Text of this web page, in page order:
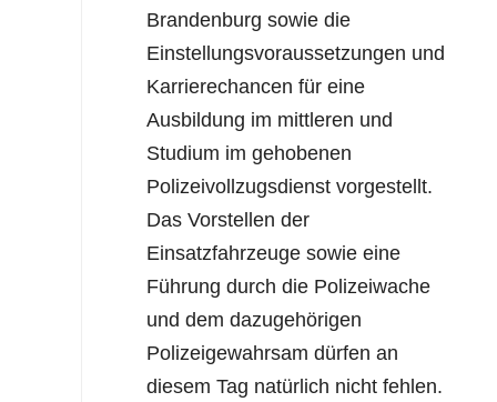
Brandenburg sowie die
Einstellungsvoraussetzungen und
Karrierechancen für eine
Ausbildung im mittleren und
Studium im gehobenen
Polizeivollzugsdienst vorgestellt.
Das Vorstellen der
Einsatzfahrzeuge sowie eine
Führung durch die Polizeiwache
und dem dazugehörigen
Polizeigewahrsam dürfen an
diesem Tag natürlich nicht fehlen.